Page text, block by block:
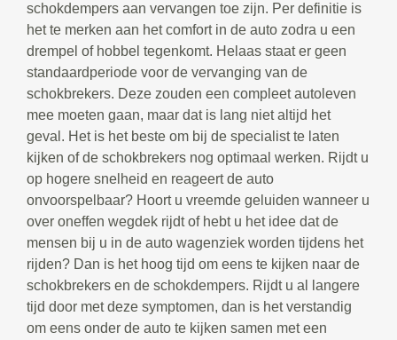
schokdempers aan vervangen toe zijn. Per definitie is
het te merken aan het comfort in de auto zodra u een
drempel of hobbel tegenkomt. Helaas staat er geen
standaardperiode voor de vervanging van de
schokbrekers. Deze zouden een compleet autoleven
mee moeten gaan, maar dat is lang niet altijd het
geval. Het is het beste om bij de specialist te laten
kijken of de schokbrekers nog optimaal werken. Rijdt u
op hogere snelheid en reageert de auto
onvoorspelbaar? Hoort u vreemde geluiden wanneer u
over oneffen wegdek rijdt of hebt u het idee dat de
mensen bij u in de auto wagenziek worden tijdens het
rijden? Dan is het hoog tijd om eens te kijken naar de
schokbrekers en de schokdempers. Rijdt u al langere
tijd door met deze symptomen, dan is het verstandig
om eens onder de auto te kijken samen met een